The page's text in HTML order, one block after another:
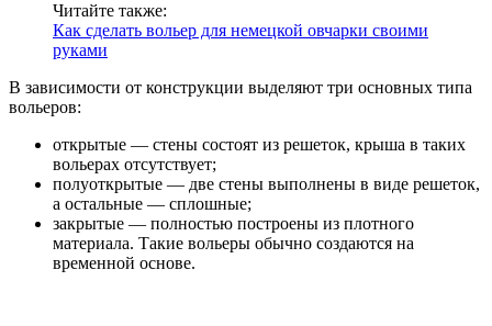
Читайте также:
Как сделать вольер для немецкой овчарки своими
руками
В зависимости от конструкции выделяют три основных типа
вольеров:
открытые — стены состоят из решеток, крыша в таких
вольерах отсутствует;
полуоткрытые — две стены выполнены в виде решеток,
а остальные — сплошные;
закрытые — полностью построены из плотного
материала. Такие вольеры обычно создаются на
временной основе.